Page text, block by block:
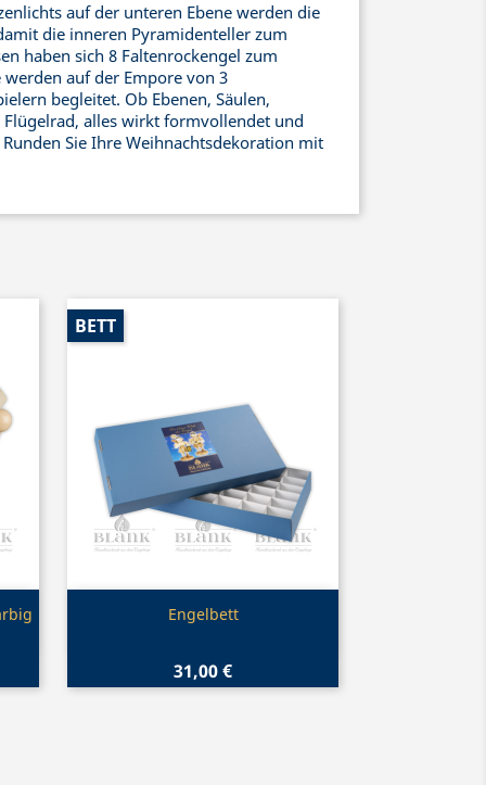
auf der unteren Ebene werden die
die inneren Pyramidenteller zum
haben sich 8 Faltenrockengel zum
auf der Empore von 3
begleitet. Ob Ebenen, Säulen,
alles wirkt formvollendet und
Sie Ihre Weihnachtsdekoration mit
Vorschau
Engelbett
31,00 €
BETT